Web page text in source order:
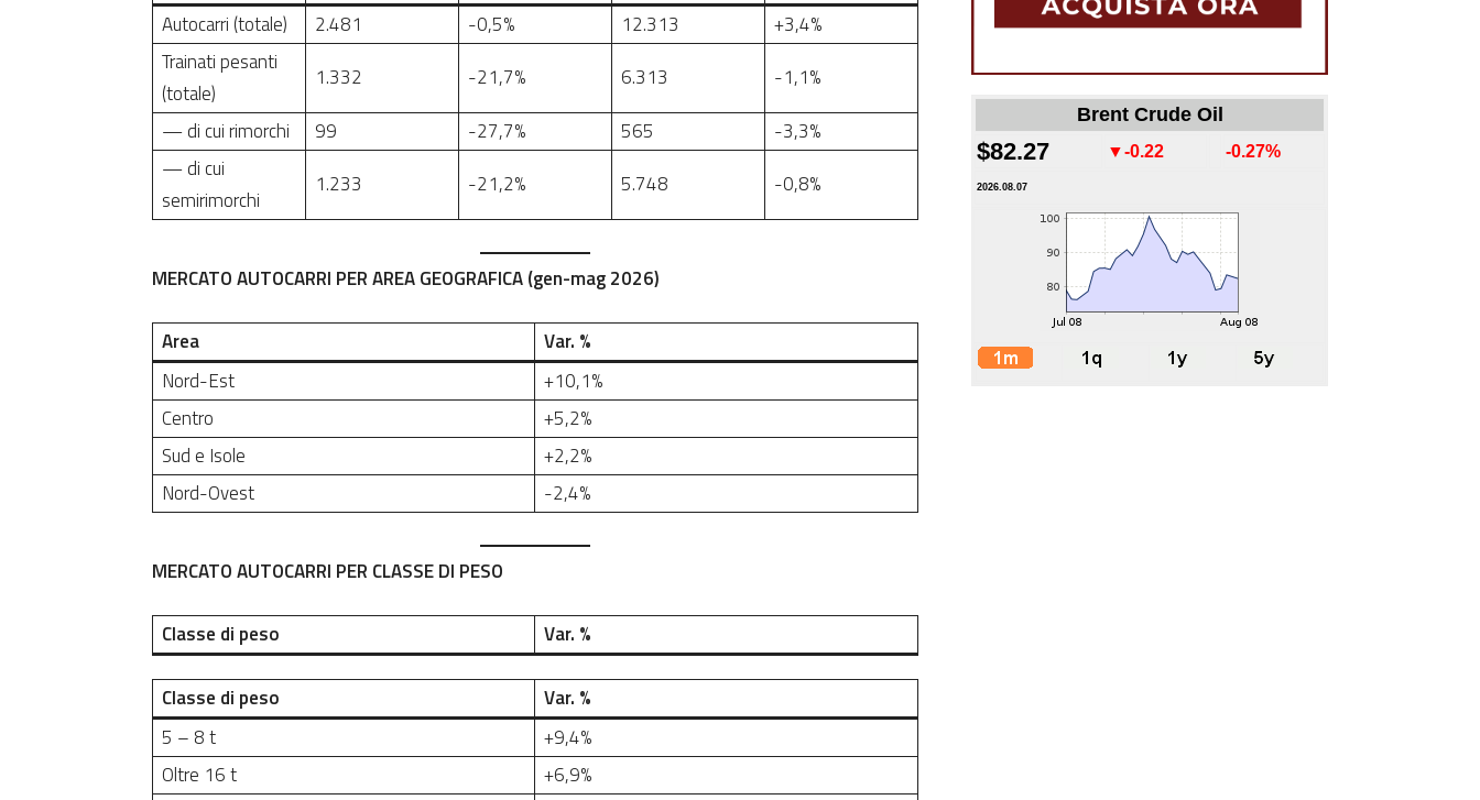
Autocarri (totale)
2.481 -0,5% 12.313
+3,4%
Trainati pesanti
(totale)
1.332 -21,7% 6.313
-1,1%
— di cui rimorchi
99 -27,7% 565
-3,3%
— di cui
semirimorchi
1.233 -21,2% 5.748 -0,8%
MERCATO AUTOCARRI PER AREA GEOGRAFICA (gen-mag 2026)
Area
Var. %
Nord-Est
+10,1%
Centro
+5,2%
Sud e Isole
+2,2%
Nord-Ovest
-2,4%
MERCATO AUTOCARRI PER CLASSE DI PESO
Classe di peso Var. %
Classe di peso
Var. %
5 – 8 t
+9,4%
Oltre 16 t
+6,9%
Brent Crude Oil
$82.27 ▼-0.22 -0.27%
2026.08.07